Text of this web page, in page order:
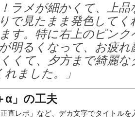
ラメが細かくて、上
で見たまま発色してく
す。特に右上のピンク
明るくなって、お疲れ
くて、夕方まで綺麗
れました。」
α」の工夫
直レポ」など、デカ文字でタイトルを